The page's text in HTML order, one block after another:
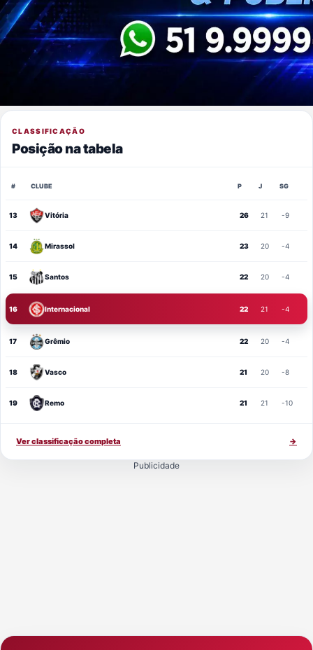
CLASSIFICAÇÃO
Posição na tabela
# CLUBE P J SG
13 Vitória 26 21 -9
14 Mirassol 23 20 -4
15 Santos 22 20 -4
16 Internacional 22 21 -4
17 Grêmio 22 20 -4
18 Vasco 21 20 -8
19 Remo 21 21 -10
Ver classificação completa →
Publicidade